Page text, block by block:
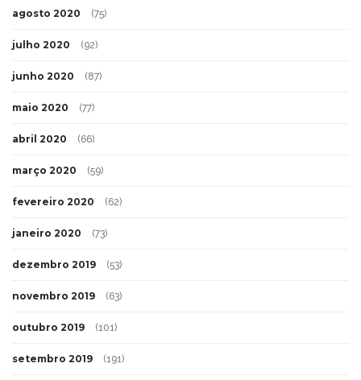
agosto 2020 (75)
julho 2020 (92)
junho 2020 (87)
maio 2020 (77)
abril 2020 (66)
março 2020 (59)
fevereiro 2020 (62)
janeiro 2020 (73)
dezembro 2019 (53)
novembro 2019 (63)
outubro 2019 (101)
setembro 2019 (191)